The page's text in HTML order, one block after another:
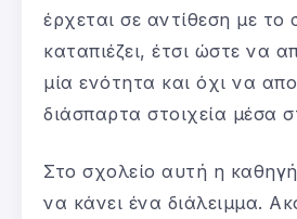
έρχεται σε αντίθεση με το
καταπιέζει, έτσι ώστε να
μία ενότητα και όχι να
διάσπαρτα στοιχεία μέσα
Στο σχολείο αυτή η
να κάνει ένα διάλειμμα.